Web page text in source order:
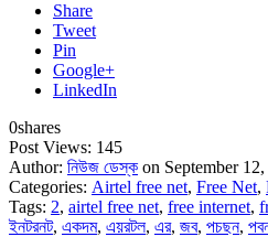
Share
Tweet
Pin
Google+
LinkedIn
0shares
Post Views: 145
Author: নিউজ ডেস্ক on September
Categories: Airtel free net, Free Net,
Tags: 2, airtel free net, free internet,
ইনটরনট, একদম, এয়রটল, এর, জব, পচছন,